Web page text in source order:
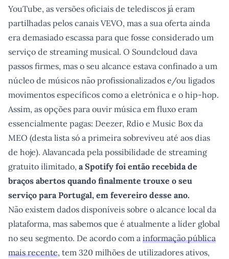
YouTube, as versões oficiais de telediscos já eram
partilhadas pelos canais VEVO, mas a sua oferta ainda
era demasiado escassa para que fosse considerado um
serviço de streaming musical. O Soundcloud dava
passos firmes, mas o seu alcance estava confinado a um
núcleo de músicos não profissionalizados e/ou ligados
movimentos específicos como a eletrónica e o hip-hop.
Assim, as opções para ouvir música em fluxo eram
essencialmente pagas: Deezer, Rdio e Music Box da
MEO (desta lista só a primeira sobreviveu até aos dias
de hoje). Alavancada pela possibilidade de streaming
gratuito ilimitado, a Spotify foi então recebida de
braços abertos quando finalmente trouxe o seu
serviço para Portugal, em fevereiro desse ano.
Não existem dados disponíveis sobre o alcance local da
plataforma, mas sabemos que é atualmente a líder global
no seu segmento. De acordo com a informação pública
mais recente, tem 320 milhões de utilizadores ativos,